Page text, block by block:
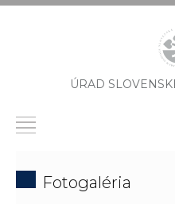
ÚRAD
Fotogaléria